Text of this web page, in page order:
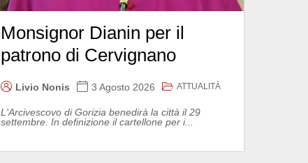
Monsignor Dianin per il
patrono di Cervignano
Livio Nonis 3 Agosto 2026 ATTUALITÀ
L'Arcivescovo di Gorizia benedirà la città il 29
settembre. In definizione il cartellone per i...